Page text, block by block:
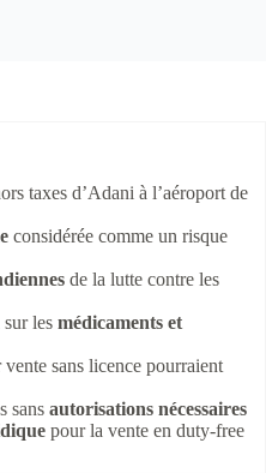
taxes d’Adani à l’aéroport de
considérée comme un risque
de la lutte contre les
les médicaments et
vente sans licence pourraient
sans autorisations nécessaires
pour la vente en duty-free